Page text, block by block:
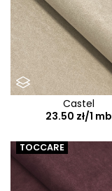
Castel
23.50 zł/1 mb
TOCCARE